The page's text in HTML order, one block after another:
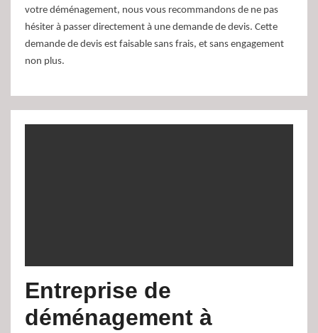
votre déménagement, nous vous recommandons de ne pas
hésiter à passer directement à une demande de devis. Cette
demande de devis est faisable sans frais, et sans engagement
non plus.
Entreprise de
déménagement à